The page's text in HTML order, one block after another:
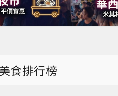
食排行榜